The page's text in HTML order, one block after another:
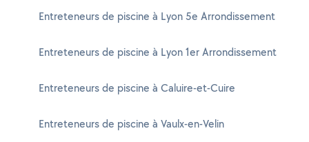
Entreteneurs de piscine à Lyon 5e Arrondissement
Entreteneurs de piscine à Lyon 1er Arrondissement
Entreteneurs de piscine à Caluire-et-Cuire
Entreteneurs de piscine à Vaulx-en-Velin